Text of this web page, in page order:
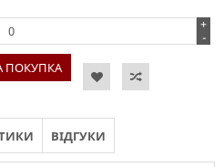
+
-
ПОКУПКА
ВІДГУКИ